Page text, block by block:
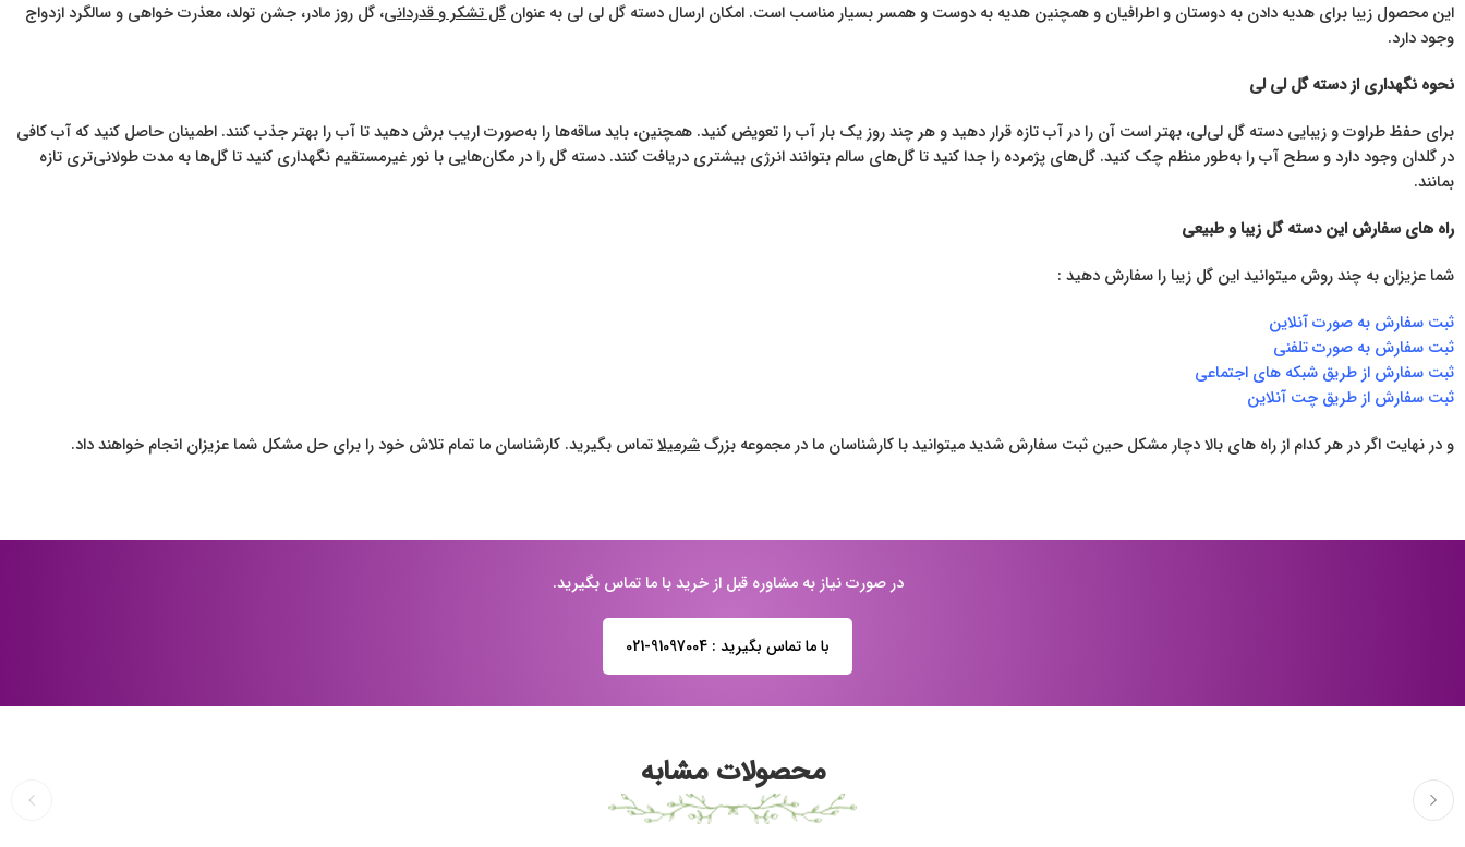
این محصول زیبا برای هدیه دادن به دوستان و اطرافیان و همچنین هدیه به دوست و همسر بسیار مناسب است. امکان ارسال دسته گل لی لی به عنوان گل تشکر و قدردانی، گل روز مادر، جشن تولد، معذرت خواهی و سالگرد ازدواج
وجود دارد.
نحوه نگهداری از دسته گل لی لی
برای حفظ طراوت و زیبایی دسته گل لی‌لی، بهتر است آن را در آب تازه قرار دهید و هر چند روز یک بار آب را تعویض کنید. همچنین، باید ساقه‌ها را به‌صورت اریب برش دهید تا آب را بهتر جذب کنند. اطمینان حاصل کنید که آب کافی
در گلدان وجود دارد و سطح آب را به‌طور منظم چک کنید. گل‌های پژمرده را جدا کنید تا گل‌های سالم بتوانند انرژی بیشتری دریافت کنند. دسته گل را در مکان‌هایی با نور غیرمستقیم نگهداری کنید تا گل‌ها به مدت طولانی‌تری تازه
بمانند.
راه های سفارش این دسته گل زیبا و طبیعی
شما عزیزان به چند روش میتوانید این گل زیبا را سفارش دهید :
ثبت سفارش به صورت آنلاین
ثبت سفارش به صورت تلفنی
ثبت سفارش از طریق شبکه های اجتماعی
ثبت سفارش از طریق چت آنلاین
و در نهایت اگر در هر کدام از راه های بالا دچار مشکل حین ثبت سفارش شدید میتوانید با کارشناسان ما در مجموعه بزرگشرمیلاتماس بگیرید. کارشناسان ما تمام تلاش خود را برای حل مشکل شما عزیزان انجام خواهند داد.
در صورت نیاز به مشاوره قبل از خرید با ما تماس بگیرید.
با ما تماس بگیرید : 91097004-021
محصولات مشابه